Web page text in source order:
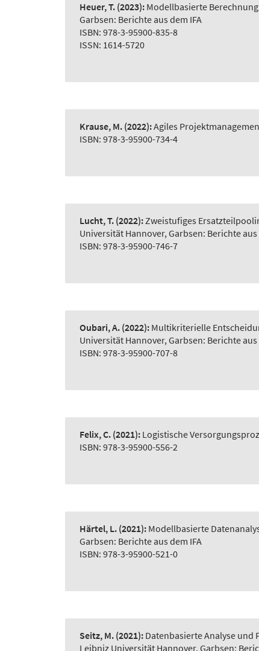
Heuer, T. (2023): Modellbasierte
Garbsen: Berichte aus dem IFA
ISBN: 978-3-95900-835-8
ISSN: 1614-5720
Krause, M. (2022):Agiles
ISBN: 978-3-95900-734-4
Lucht, T. (2022):Zweistufiges
Universität Hannover, Garbsen: Berichte aus
ISBN: 978-3-95900-746-7
Oubari, A. (2022): Multikriterielle
Universität Hannover, Garbsen: Berichte aus
ISBN: 978-3-95900-707-8
Felix, C. (2021): Logistische
ISBN: 978-3-95900-556-2
Härtel, L. (2021): Modellbasierte
Garbsen: Berichte aus dem IFA
ISBN: 978-3-95900-521-0
Seitz, M. (2021): Datenbasierte Analyse
Leibniz Universität Hannover, Garbsen: